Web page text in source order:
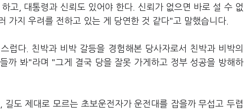
고, 대통령과 신뢰도 있어야 한다. 신뢰가 없으면 바로 설 수 없
가지 우려를 전하고 있는 게 당연한 것 같다"고 말했습니다.
럽다. 친박과 비박 갈등을 경험해본 당사자로서 친박과 비박의
까 봐"라며 "그게 결국 당을 잘못 가게하고 정부 성공을 방해하
도 제대로 모르는 초보운전자가 운전대를 잡을까 무섭고 두렵